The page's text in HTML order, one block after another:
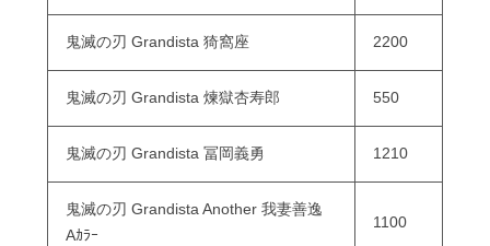
鬼滅の刃 Grandista 猗窩座 2200
鬼滅の刃 Grandista 煉獄杏寿郎 550
鬼滅の刃 Grandista 冨岡義勇 1210
鬼滅の刃 Grandista Another 我妻善逸
Aｶﾗｰ
1100